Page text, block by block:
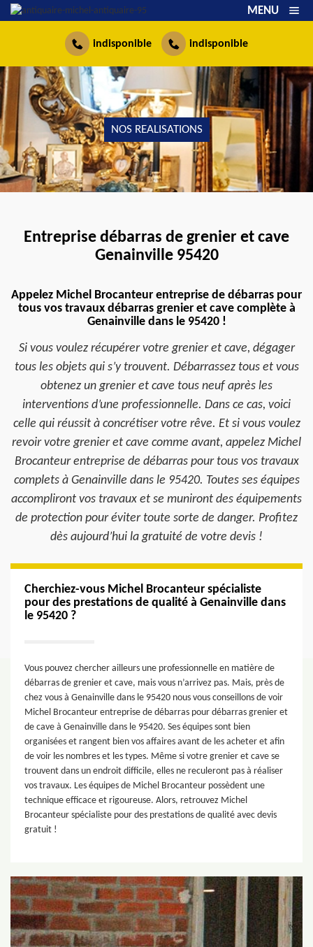
MENU
indisponible indisponible
NOS REALISATIONS
Entreprise débarras de grenier et cave
Genainville 95420
Appelez Michel Brocanteur entreprise de débarras pour
tous vos travaux débarras grenier et cave complète à
Genainville dans le 95420 !
Si vous voulez récupérer votre grenier et cave, dégager
tous les objets qui s’y trouvent. Débarrassez tous et vous
obtenez un grenier et cave tous neuf après les
interventions d’une professionnelle. Dans ce cas, voici
celle qui réussit à concrétiser votre rêve. Et si vous voulez
revoir votre grenier et cave comme avant, appelez Michel
Brocanteur entreprise de débarras pour tous vos travaux
complets à Genainville dans le 95420. Toutes ses équipes
accompliront vos travaux et se muniront des équipements
de protection pour éviter toute sorte de danger. Profitez
dès aujourd’hui la gratuité de votre devis !
Cherchiez-vous Michel Brocanteur spécialiste
pour des prestations de qualité à Genainville dans
le 95420 ?
Vous pouvez chercher ailleurs une professionnelle en matière de
débarras de grenier et cave, mais vous n’arrivez pas. Mais, près de
chez vous à Genainville dans le 95420 nous vous conseillons de voir
Michel Brocanteur entreprise de débarras pour débarras grenier et
de cave à Genainville dans le 95420. Ses équipes sont bien
organisées et rangent bien vos affaires avant de les acheter et afin
de voir les nombres et les types. Même si votre grenier et cave se
trouvent dans un endroit difficile, elles ne reculeront pas à réaliser
vos travaux. Les équipes de Michel Brocanteur possèdent une
technique efficace et rigoureuse. Alors, retrouvez Michel
Brocanteur spécialiste pour des prestations de qualité avec devis
gratuit !